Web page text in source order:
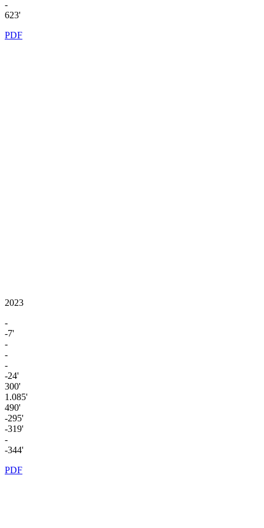
-
623'
PDF
2023
-
-7'
-
-
-
-24'
300'
1.085'
490'
-295'
-319'
-
-344'
PDF